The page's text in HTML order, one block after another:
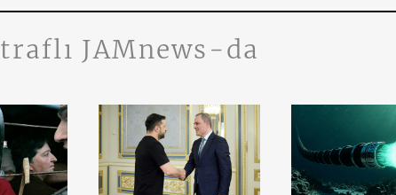
JAMnews-da